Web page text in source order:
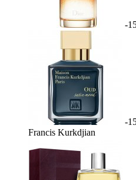
-
-
Francis Kurkdjian